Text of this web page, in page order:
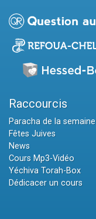
Raccourcis
Paracha de la semaine
Fêtes Juives
News
Cours Mp3-Vidéo
Yéchiva Torah-Box
Dédicacer un cours